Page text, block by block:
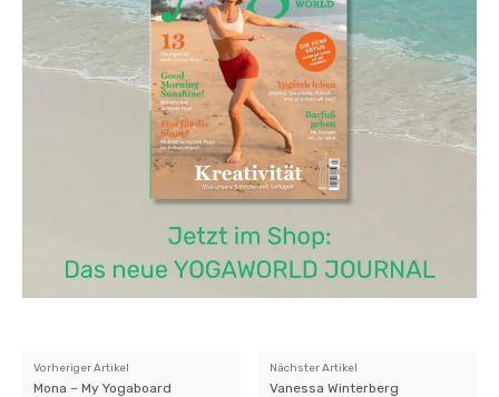
Vorheriger Artikel
Mona – My Yogaboard
Nächster Artikel
Vanessa Winterberg